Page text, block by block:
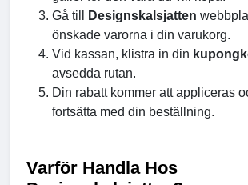
Gå till
Designskalsjatten
önskade varorna i din varukorg.
Vid kassan, klistra in din
avsedda rutan.
Din rabatt kommer att appliceras
fortsätta med din beställning.
Varför Handla Hos